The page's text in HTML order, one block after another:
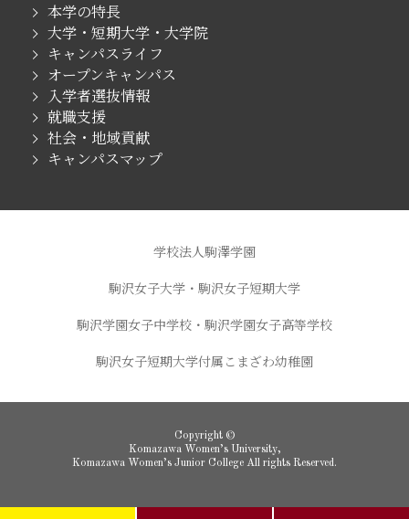
本学の特長
大学・短期大学・大学院
キャンパスライフ
オープンキャンパス
入学者選抜情報
就職支援
社会・地域貢献
キャンパスマップ
学校法人駒澤学園
駒沢女子大学・駒沢女子短期大学
駒沢学園女子中学校・駒沢学園女子高等学校
駒沢女子短期大学付属こまざわ幼稚園
Copyright ©
Komazawa Women’s University,
Komazawa Women’s Junior College All rights Reserved.